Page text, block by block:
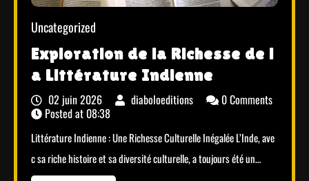
Uncategorized
Exploration de la Richesse de l
a Littérature Indienne
02 juin 2026 diaboloeditions
0 Comments
Posted at 08:38
Littérature Indienne : Une Richesse Culturelle Inégalée L’Inde, ave
c sa riche histoire et sa diversité culturelle, a toujours été un…